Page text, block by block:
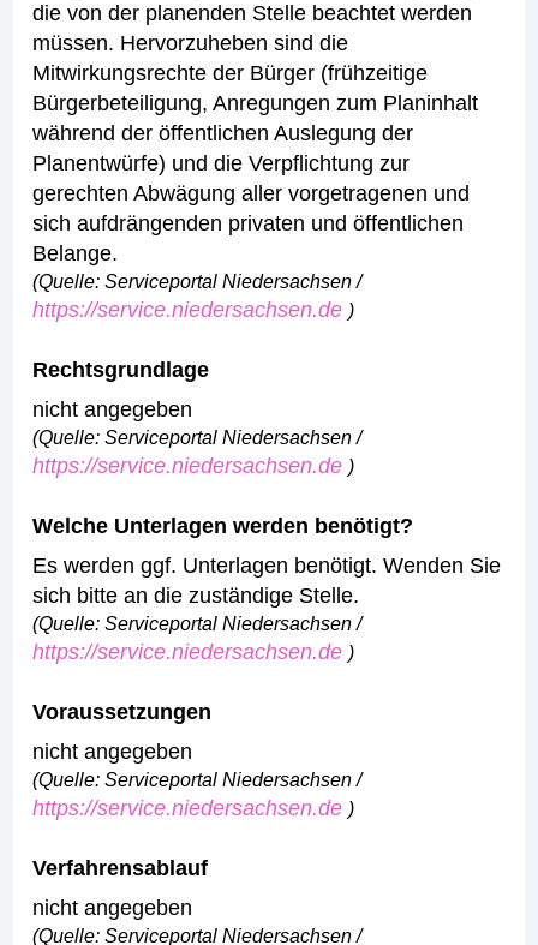
die von der planenden Stelle beachtet werden
müssen. Hervorzuheben sind die
Mitwirkungsrechte der Bürger (frühzeitige
Bürgerbeteiligung, Anregungen zum Planinhalt
während der öffentlichen Auslegung der
Planentwürfe) und die Verpflichtung zur
gerechten Abwägung aller vorgetragenen und
sich aufdrängenden privaten und öffentlichen
Belange.
(Quelle: Serviceportal Niedersachsen /
https://service.niedersachsen.de )
Rechtsgrundlage
nicht angegeben
(Quelle: Serviceportal Niedersachsen /
https://service.niedersachsen.de )
Welche Unterlagen werden benötigt?
Es werden ggf. Unterlagen benötigt. Wenden Sie
sich bitte an die zuständige Stelle.
(Quelle: Serviceportal Niedersachsen /
https://service.niedersachsen.de )
Voraussetzungen
nicht angegeben
(Quelle: Serviceportal Niedersachsen /
https://service.niedersachsen.de )
Verfahrensablauf
nicht angegeben
(Quelle: Serviceportal Niedersachsen /